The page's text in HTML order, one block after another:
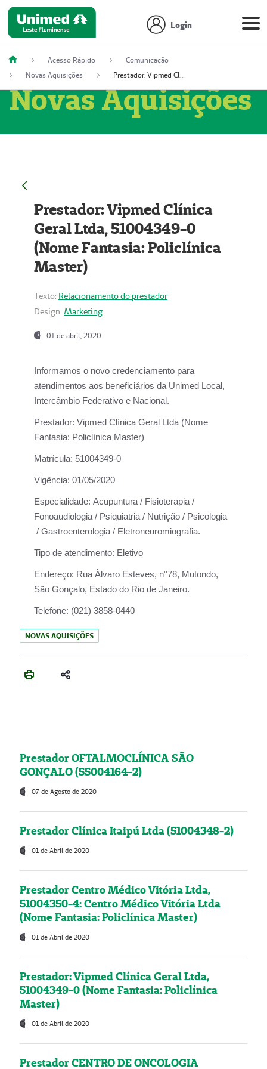
Login
Acesso Rápido
Comunicação
Novas Aquisições
Prestador: Vipmed Clínica Geral Ltda, 51004349-0 (Nome Fantasia: Policlínica Master)
Novas Aquisições
Prestador: Vipmed Clínica
Geral Ltda, 51004349-0
(Nome Fantasia: Policlínica
Master)
Texto: Relacionamento do prestador
Design: Marketing
01 de abril, 2020
Informamos o novo credenciamento para
atendimentos aos beneficiários da Unimed Local,
Intercâmbio Federativo e Nacional.
Prestador: Vipmed Clínica Geral Ltda (Nome
Fantasia: Policlínica Master)
Matrícula: 51004349-0
Vigência: 01/05/2020
Especialidade: Acupuntura / Fisioterapia /
Fonoaudiologia / Psiquiatria / Nutrição / Psicologia
/ Gastroenterologia / Eletroneuromiografia.
Tipo de atendimento: Eletivo
Endereço: Rua Àlvaro Esteves, n°78, Mutondo,
São Gonçalo, Estado do Rio de Janeiro.
Telefone: (021) 3858-0440
NOVAS AQUISIÇÕES
Prestador OFTALMOCLÍNICA SÃO
GONÇALO (55004164-2)
07 de Agosto de 2020
Prestador Clínica Itaipú Ltda (51004348-2)
01 de Abril de 2020
Prestador Centro Médico Vitória Ltda,
51004350-4: Centro Médico Vitória Ltda
(Nome Fantasia: Policlínica Master)
01 de Abril de 2020
Prestador: Vipmed Clínica Geral Ltda,
51004349-0 (Nome Fantasia: Policlínica
Master)
01 de Abril de 2020
Prestador CENTRO DE ONCOLOGIA